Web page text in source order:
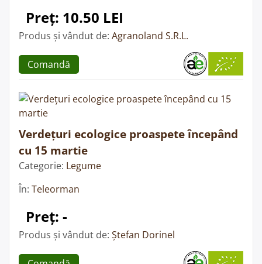
Preț: 10.50 LEI
Produs și vândut de: Agranoland S.R.L.
Comandă
Verdețuri ecologice proaspete începând
cu 15 martie
Categorie: Legume
În: Teleorman
Preț: -
Produs și vândut de: Ștefan Dorinel